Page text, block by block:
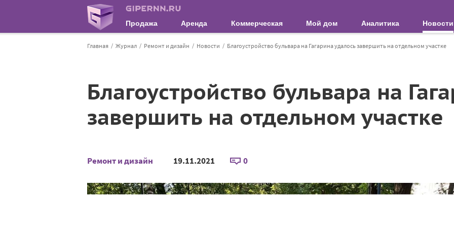
Продажа Аренда Коммерческая Мой дом Аналитика Новости
Главная Журнал Ремонт и дизайн Новости Благоустройство бульвара на Гагарина удалось завершить на отдельном участке
Благоустройство бульвара на
завершить на отдельном участке
Ремонт и дизайн 19.11.2021 0